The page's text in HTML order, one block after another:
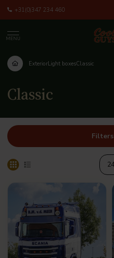
+31(0)347 234 460
MENU
ExteriorLight boxesClassic
Classic
Filters